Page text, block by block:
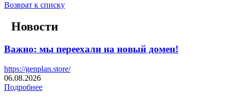
Возврат к списку
Новости
Важно: мы переехали на новый домен!
https://genplan.store/
06.08.2026
Подробнее